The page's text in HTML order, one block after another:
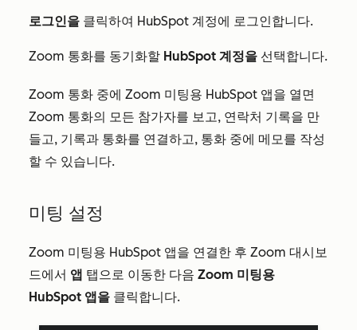
로그인을 클릭하여 HubSpot 계정에 로그인합니다.
Zoom 통화를 동기화할 HubSpot 계정을 선택합니다.
Zoom 통화 중에 Zoom 미팅용 HubSpot 앱을 열면
Zoom 통화의 모든 참가자를 보고, 연락처 기록을 만
들고, 기록과 통화를 연결하고, 통화 중에 메모를 작성
할 수 있습니다.
미팅 설정
Zoom 미팅용 HubSpot 앱을 연결한 후 Zoom 대시보
드에서 앱 탭으로 이동한 다음 Zoom 미팅용
HubSpot 앱을 클릭합니다.